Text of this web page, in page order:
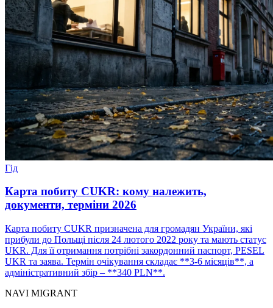
Гід
Карта побиту CUKR: кому належить,
документи, терміни 2026
Карта побиту CUKR призначена для громадян України, які
прибули до Польщі після 24 лютого 2022 року та мають статус
UKR. Для її отримання потрібні закордонний паспорт, PESEL
UKR та заява. Термін очікування складає **3-6 місяців**, а
адміністративний збір – **340 PLN**.
NAVI MIGRANT